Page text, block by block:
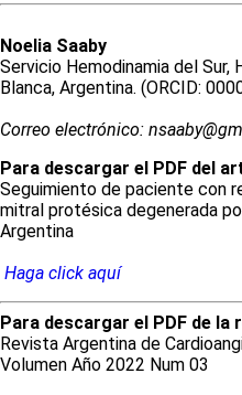
Noelia Saaby
Servicio Hemodinamia del Sur,
Blanca, Argentina. (ORCID:
Correo electrónico:
Para descargar el PDF del
Seguimiento de paciente con
mitral protésica degenerada
Argentina
Haga click aquí
Para descargar el PDF de
Revista Argentina de
Volumen Año 2022 Num 03